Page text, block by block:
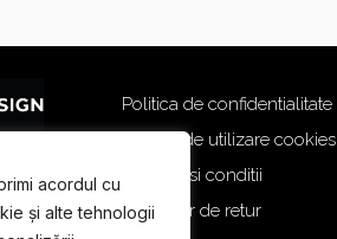
acordul cu
și alte tehnologii
Politica de confidentialitate
Politica de utilizare cookies
Termeni si conditii
Formular de retur